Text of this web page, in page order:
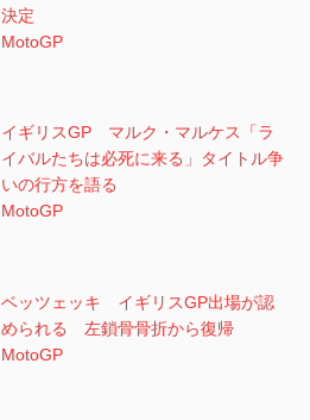
決定
MotoGP
イギリスGP マルク・マルケス「ラ
イバルたちは必死に来る」タイトル争
いの行方を語る
MotoGP
ベッツェッキ イギリスGP出場が認
められる 左鎖骨骨折から復帰
MotoGP